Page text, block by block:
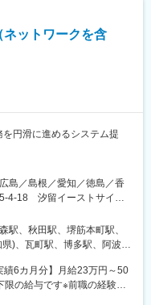
械の整備に携わることによ
産における重要な農家の皆
間接的ではありますのが食
ます。
に未経験で入社されている
て業務を習得いただくた
、ヤンマー社での講習や研
。
、酪農、稲作、葉タバコ、
ットワークを含
を円滑に進めるシステム提
島／島根／愛知／徳島／香
4-18 汐留イーストサイド
区北一条東1-6-5 札幌イー
森市長島2-13-1 AQUA青森
田市中通2-4-19 商工中金・
市南区段原南1-3-53 広島イ
市学園南2-10-14 タイムプ
駅、秋田駅、堺筋本町駅、
)、瓦町駅、博多駅、阿波富
銀座駅、さっぽろ駅、北浜駅
績6カ月分】月給23万円～50
の給与です※前職の経験・